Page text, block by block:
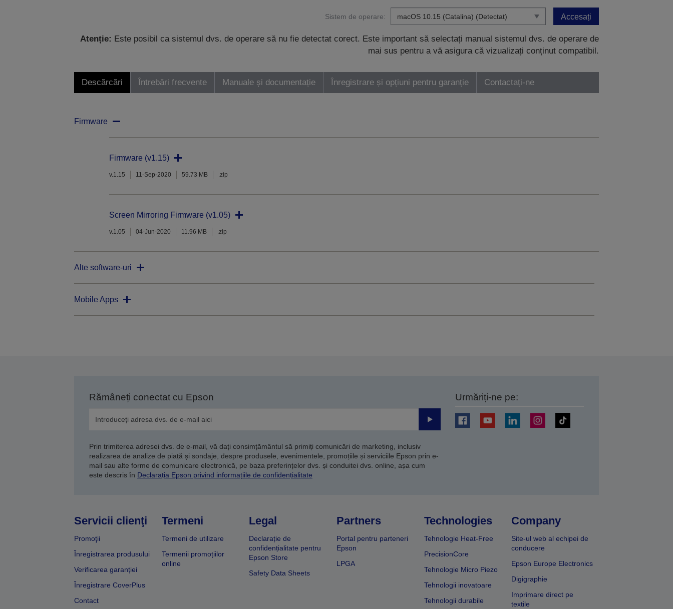
Sistem de operare: Accesați
Atenție: Este posibil ca sistemul dvs. de operare să nu fie detectat corect. Este important să selectați manual sistemul dvs. de operare de
mai sus pentru a vă asigura că vizualizați conținut compatibil.
Descărcări Întrebări frecvente Manuale și documentație Înregistrare și opțiuni pentru garanție Contactați-ne
Firmware
Firmware (v1.15)
v.1.15 11-Sep-2020 59.73 MB .zip
Screen Mirroring Firmware (v1.05)
v.1.05 04-Jun-2020 11.96 MB .zip
Alte software-uri
Mobile Apps
Rămâneți conectat cu Epson
Trimiteți
Prin trimiterea adresei dvs. de e-mail, vă dați consimțământul să primiți comunicări de marketing, inclusiv
realizarea de analize de piață și sondaje, despre produsele, evenimentele, promoțiile și serviciile Epson prin e-
mail sau alte forme de comunicare electronică, pe baza preferințelor dvs. și conduitei dvs. online, așa cum
este descris în Declarația Epson privind informațiile de confidențialitate
Urmăriți-ne pe:
Servicii clienţi
Promoţii
Înregistrarea produsului
Verificarea garanției
Înregistrare CoverPlus
Contact
Termeni
Termeni de utilizare
Termenii promoțiilor
online
Legal
Declarație de
confidențialitate pentru
Epson Store
Safety Data Sheets
Partners
Portal pentru parteneri
Epson
LPGA
Technologies
Tehnologie Heat-Free
PrecisionCore
Tehnologie Micro Piezo
Tehnologii inovatoare
Tehnologii durabile
Company
Site-ul web al echipei de
conducere
Epson Europe Electronics
Digigraphie
Imprimare direct pe
textile